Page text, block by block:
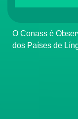
O Conass é Observador Consultivo da Comunidade
dos Países de